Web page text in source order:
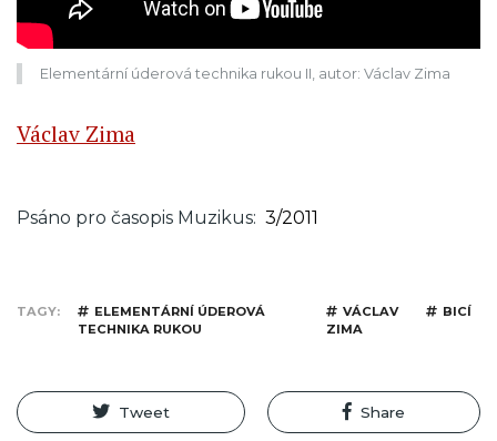
Elementární úderová technika rukou II, autor: Václav Zima
Václav Zima
Psáno pro časopis Muzikus 3/2011
TAGY
ELEMENTÁRNÍ ÚDEROVÁ
TECHNIKA RUKOU
VÁCLAV
ZIMA
BICÍ
Tweet Share